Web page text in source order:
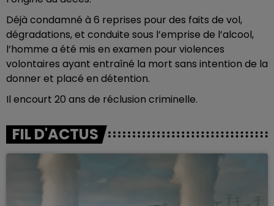
Déjà condamné à 6 reprises pour des faits de vol,
dégradations, et conduite sous l’emprise de l’alcool,
l’homme a été mis en examen pour violences
volontaires ayant entraîné la mort sans intention de la
donner et placé en détention.
Il encourt 20 ans de réclusion criminelle.
FIL D'ACTUS